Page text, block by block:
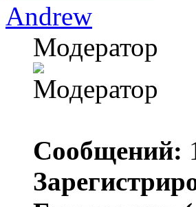
Andrew
Модератор
Сообщений: